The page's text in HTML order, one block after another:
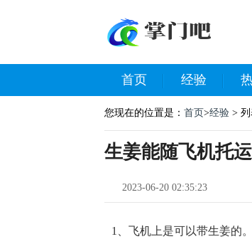
首页 经验
您现在的位置是： 首页>经验 >
生姜能随飞机托
2023-06-20 02:35:23
1、飞机上是可以带生姜的。